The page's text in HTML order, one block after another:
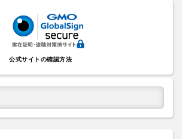
公式サイトの確認方法